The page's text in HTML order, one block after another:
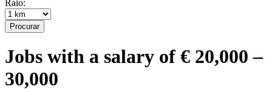
Raio:
Procurar
Jobs with a salary of € 20,000 –
30,000